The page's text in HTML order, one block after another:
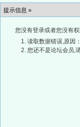
提示信息 »
您没有登录或者您没有
读取数据错误,原因
您还不是论坛会员,